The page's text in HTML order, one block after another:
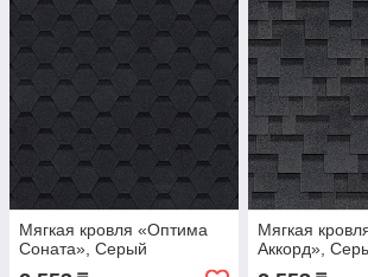
Мягкая кровля «Оптима
Соната», Серый
Мягкая
Аккорд»,